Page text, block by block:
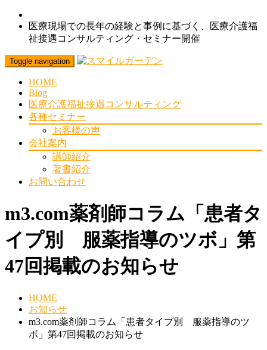
医療現場での長年の経験と事例に基づく、医療介護福
祉接遇コンサルティング・セミナー開催
Toggle navigation
HOME
Blog
医療介護福祉接遇コンサルティング
各種セミナー
お客様の声
会社案内
講師紹介
著書紹介
お問い合わせ
m3.com薬剤師コラム「患者タ
イプ別 服薬指導のツボ」第
47回掲載のお知らせ
HOME
お知らせ
m3.com薬剤師コラム「患者タイプ別 服薬指導のツ
ボ」第47回掲載のお知らせ